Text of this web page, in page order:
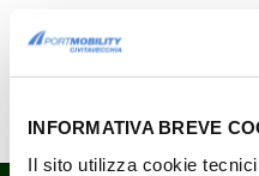
INFORMATIVA BREVE
Il sito utilizza cookie
Pages